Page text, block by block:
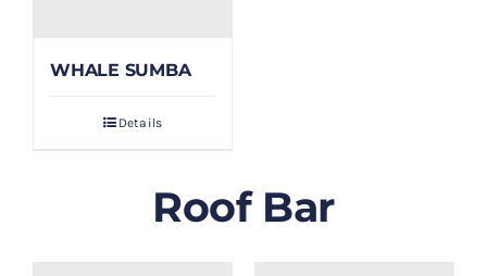
WHALE SUMBA
Details
Roof Bar